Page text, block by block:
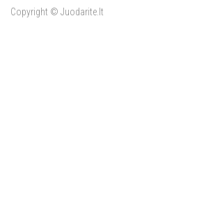
Copyright © Juodarite.lt